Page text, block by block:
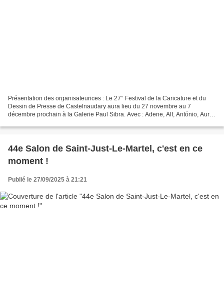
Présentation des organisateurices : Le 27° Festival de la Caricature et du
Dessin de Presse de Castelnaudary aura lieu du 27 novembre au 7
décembre prochain à la Galerie Paul Sibra. Avec : Adene, Alf, António, Aurel,
44e Salon de Saint-Just-Le-Martel, c'est en ce
moment !
Publié le 27/09/2025 à 21:21